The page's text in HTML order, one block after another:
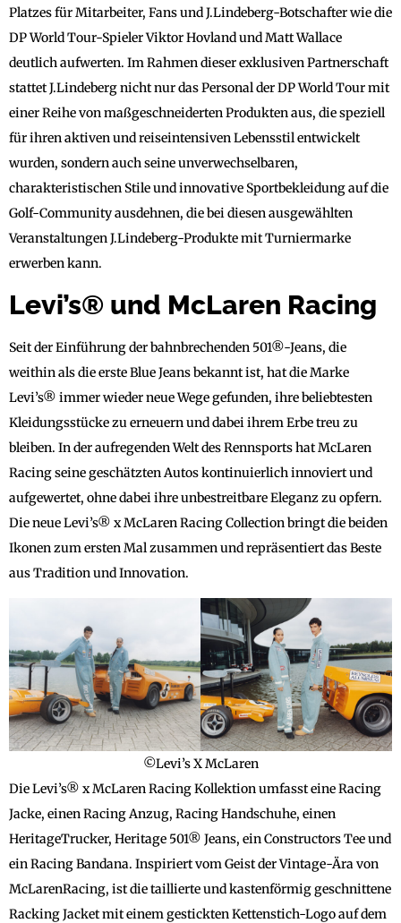
Platzes für Mitarbeiter, Fans und J.Lindeberg-Botschafter wie die
DP World Tour-Spieler Viktor Hovland und Matt Wallace
deutlich aufwerten. Im Rahmen dieser exklusiven Partnerschaft
stattet J.Lindeberg nicht nur das Personal der DP World Tour mit
einer Reihe von maßgeschneiderten Produkten aus, die speziell
für ihren aktiven und reiseintensiven Lebensstil entwickelt
wurden, sondern auch seine unverwechselbaren,
charakteristischen Stile und innovative Sportbekleidung auf die
Golf-Community ausdehnen, die bei diesen ausgewählten
Veranstaltungen J.Lindeberg-Produkte mit Turniermarke
erwerben kann.
Levi’s® und McLaren Racing
Seit der Einführung der bahnbrechenden 501®-Jeans, die
weithin als die erste Blue Jeans bekannt ist, hat die Marke
Levi’s® immer wieder neue Wege gefunden, ihre beliebtesten
Kleidungsstücke zu erneuern und dabei ihrem Erbe treu zu
bleiben. In der aufregenden Welt des Rennsports hat McLaren
Racing seine geschätzten Autos kontinuierlich innoviert und
aufgewertet, ohne dabei ihre unbestreitbare Eleganz zu opfern.
Die neue Levi’s® x McLaren Racing Collection bringt die beiden
Ikonen zum ersten Mal zusammen und repräsentiert das Beste
aus Tradition und Innovation.
©Levi’s X McLaren
Die Levi’s® x McLaren Racing Kollektion umfasst eine Racing
Jacke, einen Racing Anzug, Racing Handschuhe, einen
HeritageTrucker, Heritage 501® Jeans, ein Constructors Tee und
ein Racing Bandana. Inspiriert vom Geist der Vintage-Ära von
McLarenRacing, ist die taillierte und kastenförmig geschnittene
Racking Jacket mit einem gestickten Kettenstich-Logo auf dem